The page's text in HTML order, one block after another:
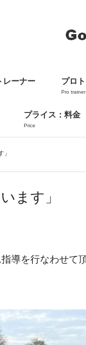
レーナー プロ
Pro trainer
プライス：料金
Price
ます」
導を行なわせて